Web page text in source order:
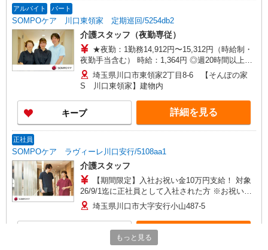
時は別途時間外手当支給（超過1分〜） ◎賞与
基本給2.08ヶ月分/年支給
アルバイト パート
SOMPOケア 川口東領家 定期巡回/5254db2
介護スタッフ（夜勤専従）
★夜勤：1勤務14,912円〜15,312円（時給制・
夜勤手当含む） 時給：1,364円 ◎週20時間以上勤
務（社保加入者）の場合は時給：1,414円
埼玉県川口市東領家2丁目8-6 【そんぽの家
S 川口東領家】建物内
キープ 詳細を見る
正社員
SOMPOケア ラヴィーレ川口安行/5108aa1
介護スタッフ
【期間限定】入社お祝い金10万円支給！ 対象
26/9/1迄に正社員として入社された方 ※お祝い金
は入社後3か月目の給与で支給、その他詳細は面接
時にご案内します 【介護福祉士】月給285,800円
／年収例384万円〜 【実務者研修】月給256,000円
／年収例345万円〜 【初任者研修・無資格】月給
247,200円／年収例334万円〜 ※職務手当、働きが
埼玉県川口市大字安行小山487-5
もっと見る